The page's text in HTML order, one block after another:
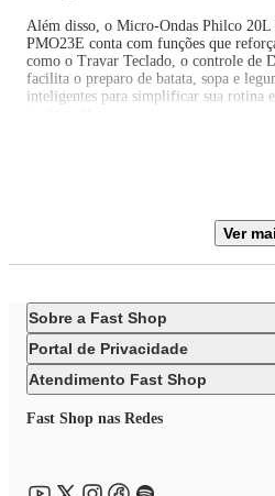
Além disso, o Micro-Ondas Philco
PMO23E conta com funções que
como o Travar Teclado, o controle de
facilita o preparo de batata, sopa e
inteligentes para simplificar sua rotina
• Classe "A" em eficiência energética.
Ver
Sobre a Fast Shop
Portal de Privacidade
Atendimento Fast Shop
Fast Shop nas Redes